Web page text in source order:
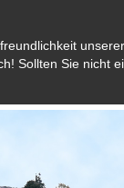
Sollten Sie nicht
Eifel